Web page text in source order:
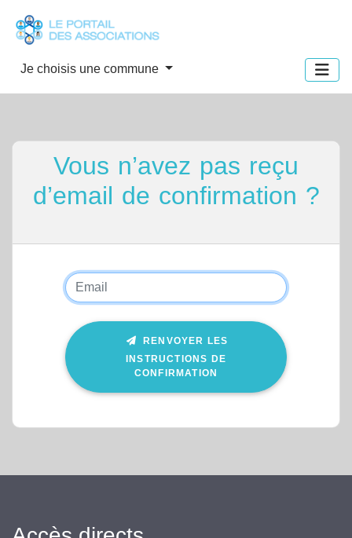
Je choisis une commune
Vous n’avez pas reçu
d’email de confirmation ?
RENVOYER LES
INSTRUCTIONS DE
CONFIRMATION